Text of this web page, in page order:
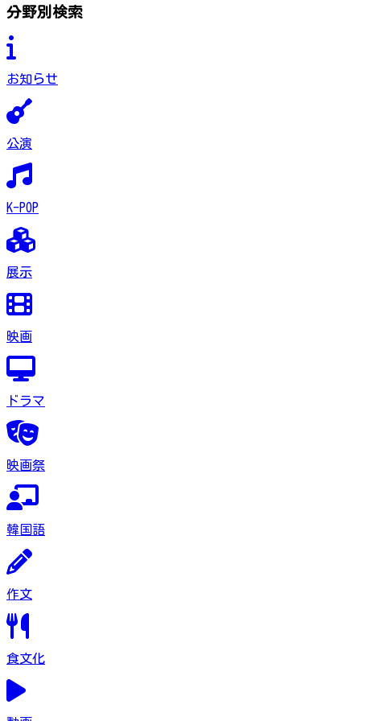
分野別検索
お知らせ
公演
K-POP
展示
映画
ドラマ
映画祭
韓国語
作文
食文化